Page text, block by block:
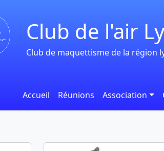
Club de l'air
Club de maquettisme de la région
Accueil Réunions Association